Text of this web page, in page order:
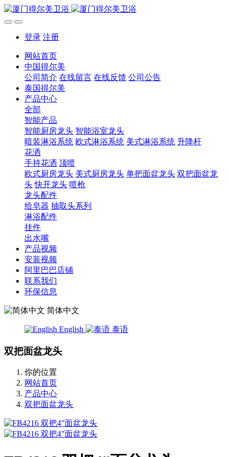
登录 注册
网站首页
中国得尔美
公司简介 在线留言 在线反馈 公司公告
泰国得尔美
产品中心
全部
智能产品
智能厨房龙头 智能浴室龙头
暗装淋浴系统 欧式淋浴系统 美式淋浴系统 升降杆
花洒
手持花洒 顶喷
欧式厨房龙头 美式厨房龙头 单把面盆龙头 双把面盆龙
头 快开龙头 喷枪
龙头配件
给皂器 抽取头系列
淋浴配件
挂件
出水嘴
产品视频
安装视频
阿里巴巴店铺
联系我们
环保信息
简体中文
English 泰语
双把面盆龙头
你的位置
网站首页
产品中心
双把面盆龙头